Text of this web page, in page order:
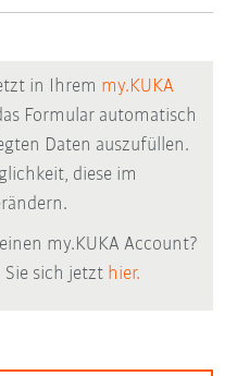
in Ihrem my.KUKA
Formular automatisch
Daten auszufüllen.
diese im
my.KUKA Account?
Sie sich jetzt hier.